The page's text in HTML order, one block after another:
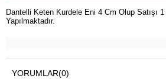
Dantelli Keten Kurdele Eni 4 Cm Olup Satışı
Yapılmaktadır.
YORUMLAR(0)